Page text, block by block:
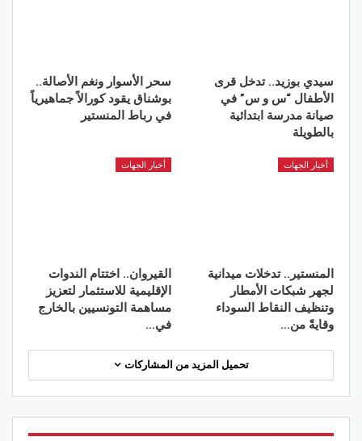
سيدي بوزيد.. تدخل قرى
الأطفال “س و س” في
صيانة مدرسة ابتدائية
بالطويلة
سحر الأسوار ونغم الأصالة..
بوشناق يقود كورالاً جماهيرياً
في رباط المنستير
أخبار الجهات
المنستير.. تدخلات ميدانية
لجهر شبكات الأمطار
وتنظيف النقاط السوداء
وقايةً من…
أخبار الجهات
القيروان.. اختتام الندوات
الإقليمية للاستثمار لتعزيز
مساهمة التونسيين بالخارج
في…
تحميل المزيد من المشاركات